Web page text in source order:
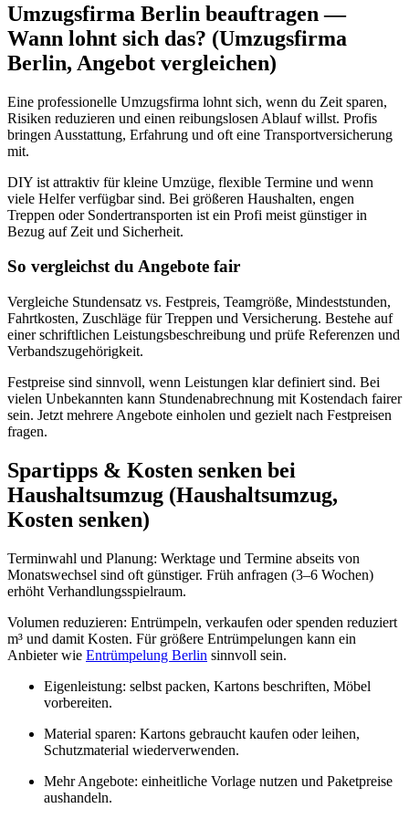
Umzugsfirma Berlin beauftragen —
Wann lohnt sich das? (Umzugsfirma
Berlin, Angebot vergleichen)
Eine professionelle Umzugsfirma lohnt sich, wenn du Zeit sparen,
Risiken reduzieren und einen reibungslosen Ablauf willst. Profis
bringen Ausstattung, Erfahrung und oft eine Transportversicherung
mit.
DIY ist attraktiv für kleine Umzüge, flexible Termine und wenn
viele Helfer verfügbar sind. Bei größeren Haushalten, engen
Treppen oder Sondertransporten ist ein Profi meist günstiger in
Bezug auf Zeit und Sicherheit.
So vergleichst du Angebote fair
Vergleiche Stundensatz vs. Festpreis, Teamgröße, Mindeststunden,
Fahrtkosten, Zuschläge für Treppen und Versicherung. Bestehe auf
einer schriftlichen Leistungsbeschreibung und prüfe Referenzen und
Verbandszugehörigkeit.
Festpreise sind sinnvoll, wenn Leistungen klar definiert sind. Bei
vielen Unbekannten kann Stundenabrechnung mit Kostendach fairer
sein. Jetzt mehrere Angebote einholen und gezielt nach Festpreisen
fragen.
Spartipps & Kosten senken bei
Haushaltsumzug (Haushaltsumzug,
Kosten senken)
Terminwahl und Planung: Werktage und Termine abseits von
Monatswechsel sind oft günstiger. Früh anfragen (3–6 Wochen)
erhöht Verhandlungsspielraum.
Volumen reduzieren: Entrümpeln, verkaufen oder spenden reduziert
m³ und damit Kosten. Für größere Entrümpelungen kann ein
Anbieter wie Entrümpelung Berlin sinnvoll sein.
Eigenleistung: selbst packen, Kartons beschriften, Möbel
vorbereiten.
Material sparen: Kartons gebraucht kaufen oder leihen,
Schutzmaterial wiederverwenden.
Mehr Angebote: einheitliche Vorlage nutzen und Paketpreise
aushandeln.